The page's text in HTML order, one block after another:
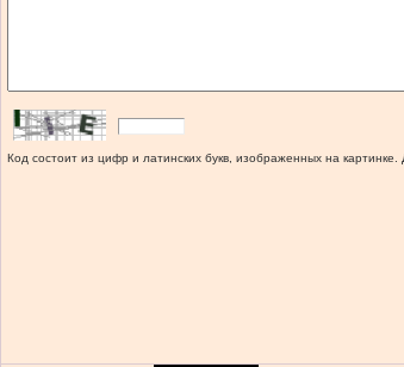
Код состоит из цифр и латинских букв, изображенных на картинке.